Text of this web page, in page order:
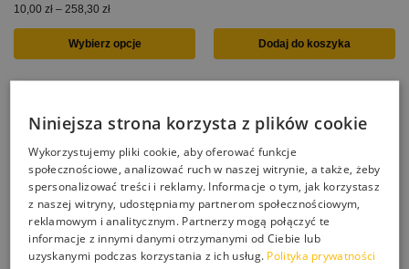
10,00 zł – 258,30 zł
Wybierz opcje Dodaj do koszyka
Niniejsza strona korzysta z plików cookie
Wykorzystujemy pliki cookie, aby oferować funkcje
społecznościowe, analizować ruch w naszej witrynie, a także, żeby
spersonalizować treści i reklamy. Informacje o tym, jak korzystasz
z naszej witryny, udostępniamy partnerom społecznościowym,
reklamowym i analitycznym. Partnerzy mogą połączyć te
informacje z innymi danymi otrzymanymi od Ciebie lub
uzyskanymi podczas korzystania z ich usług. Polityka prywatności